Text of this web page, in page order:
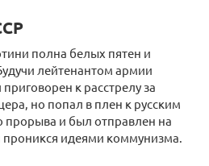
полна белых пятен и
лейтенантом армии
к расстрелу за
но попал в плен к русским
прорыва и был отправлен на
идеями коммунизма.